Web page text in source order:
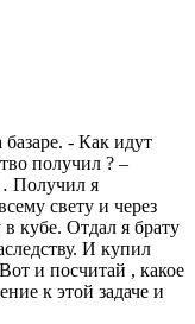
- Как идут
получил ? –
Получил я
свету и через
в кубе. Отдал я брату
И купил
и посчитай , какое
к этой задаче и